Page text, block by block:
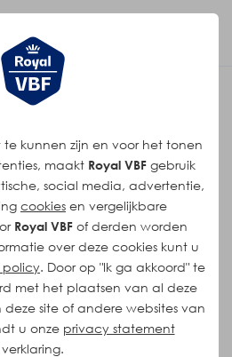
kunnen zijn en voor het tonen
maakt Royal VBFgebruik
social media, advertentie,
cookies en vergelijkbare
Royal VBF of derden worden
over deze cookies kunt u
policy. Door op "Ik ga akkoord" te
met het plaatsen van al deze
site of andere websites van
u onze privacy statement
verklaring.